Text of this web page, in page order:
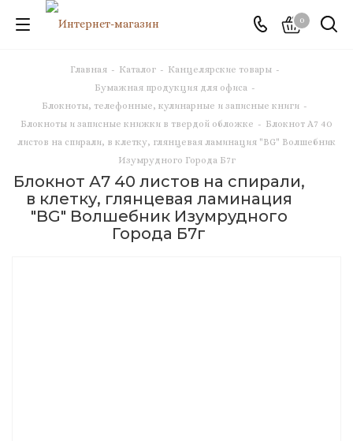
0
Главная - Каталог - Канцелярские товары -
Бумажная продукция для офиса -
Блокноты, телефонные, кулинарные и записные книги -
Блокноты и записные книжки в твердой обложке - Блокнот А7 40
листов на спирали, в клетку, глянцевая ламинация "BG" Волшебник
Изумрудного Города Б7г
Блокнот А7 40 листов на спирали,
в клетку, глянцевая ламинация
"BG" Волшебник Изумрудного
Города Б7г